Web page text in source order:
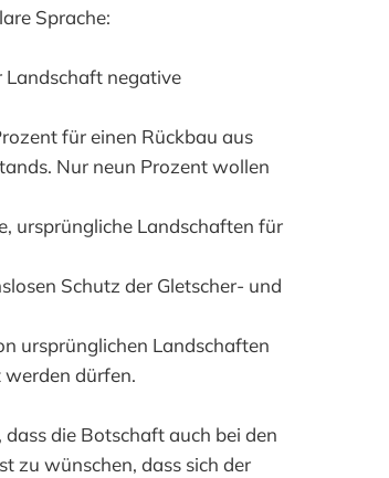
Sprache:
Landschaft negative
für einen Rückbau aus
Nur neun Prozent wollen
ursprüngliche Landschaften für
Schutz der Gletscher- und
ursprünglichen Landschaften
dürfen.
die Botschaft auch bei den
zu wünschen, dass sich der